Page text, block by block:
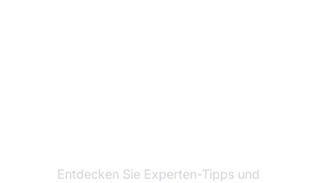
Entdecken Sie Experten-Tipps und